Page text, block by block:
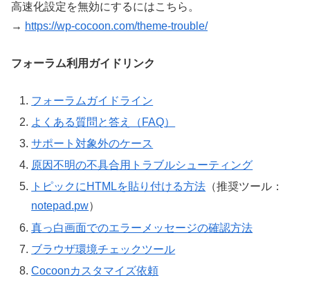
高速化設定を無効にするにはこちら。
→ https://wp-cocoon.com/theme-trouble/
フォーラム利用ガイドリンク
フォーラムガイドライン
よくある質問と答え（FAQ）
サポート対象外のケース
原因不明の不具合用トラブルシューティング
トピックにHTMLを貼り付ける方法 （推奨ツール：
notepad.pw）
真っ白画面でのエラーメッセージの確認方法
ブラウザ環境チェックツール
Cocoonカスタマイズ依頼